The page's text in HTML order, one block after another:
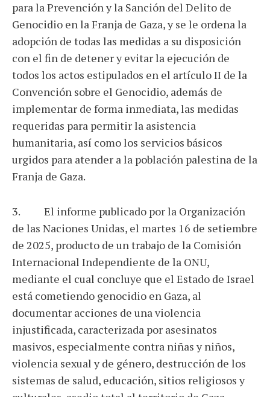
para la Prevención y la Sanción del Delito de
Genocidio en la Franja de Gaza, y se le ordena la
adopción de todas las medidas a su disposición
con el fin de detener y evitar la ejecución de
todos los actos estipulados en el artículo II de la
Convención sobre el Genocidio, además de
implementar de forma inmediata, las medidas
requeridas para permitir la asistencia
humanitaria, así como los servicios básicos
urgidos para atender a la población palestina de la
Franja de Gaza.
3. El informe publicado por la Organización
de las Naciones Unidas, el martes 16 de setiembre
de 2025, producto de un trabajo de la Comisión
Internacional Independiente de la ONU,
mediante el cual concluye que el Estado de Israel
está cometiendo genocidio en Gaza, al
documentar acciones de una violencia
injustificada, caracterizada por asesinatos
masivos, especialmente contra niñas y niños,
violencia sexual y de género, destrucción de los
sistemas de salud, educación, sitios religiosos y